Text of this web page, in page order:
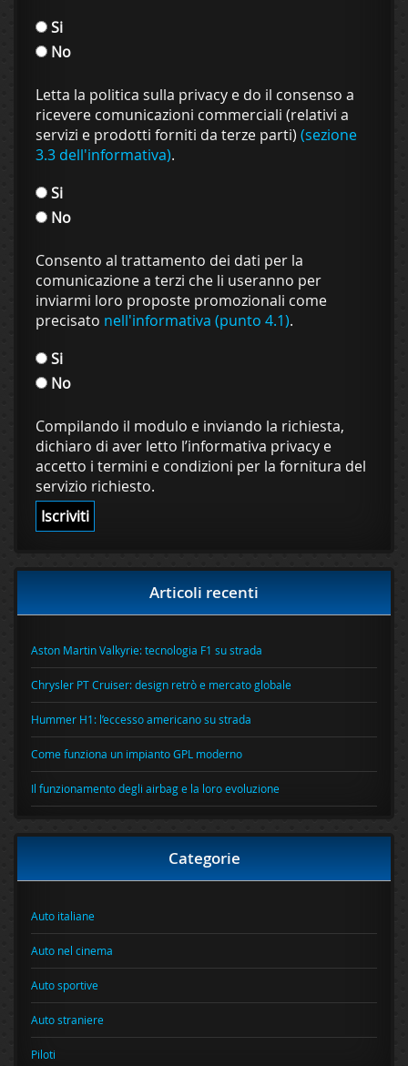
Si
No
Letta la politica sulla privacy e do il consenso a
ricevere comunicazioni commerciali (relativi a
servizi e prodotti forniti da terze parti) (sezione
3.3 dell'informativa).
Si
No
Consento al trattamento dei dati per la
comunicazione a terzi che li useranno per
inviarmi loro proposte promozionali come
precisato nell'informativa (punto 4.1).
Si
No
Compilando il modulo e inviando la richiesta,
dichiaro di aver letto l’informativa privacy e
accetto i termini e condizioni per la fornitura del
servizio richiesto.
Articoli recenti
Aston Martin Valkyrie: tecnologia F1 su strada
Chrysler PT Cruiser: design retrò e mercato globale
Hummer H1: l’eccesso americano su strada
Come funziona un impianto GPL moderno
Il funzionamento degli airbag e la loro evoluzione
Categorie
Auto italiane
Auto nel cinema
Auto sportive
Auto straniere
Piloti